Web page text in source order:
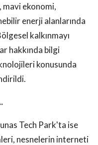
ekonomi,
enerji alanlarında
kalkınmayı
hakkında bilgi
konusunda
Tech Park'ta ise
nesnelerin interneti